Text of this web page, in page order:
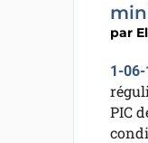
par
1-
PIC